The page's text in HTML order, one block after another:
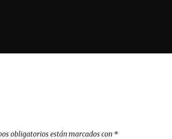
obligatorios están marcados con *